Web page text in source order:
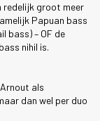
redelijk groot meer
Papuan bass
bass) – OF de
nihil is.
als
dan wel per duo